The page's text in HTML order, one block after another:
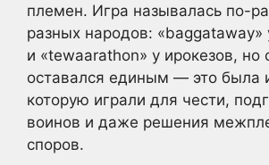
племен. Игра называлась по-
разных народов: «baggataway»
и «tewaarathon» у ирокезов, но
оставался единым — это была
которую играли для чести,
воинов и даже решения
споров.